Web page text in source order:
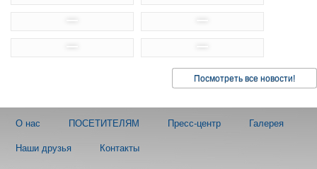
Посмотреть все новости!
О нас ПОСЕТИТЕЛЯМ Пресс-центр Галерея
Наши друзья Контакты